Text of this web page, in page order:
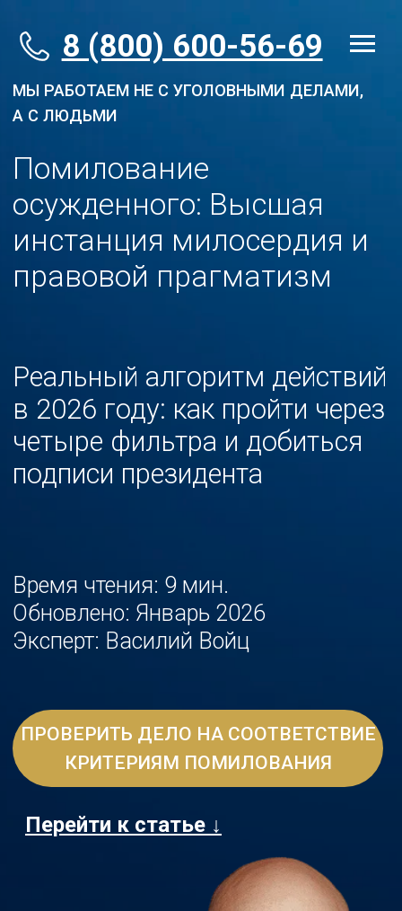
Помилование
инстанция милосердия и
правовой прагматизм
Реальный алгоритм действий
в 2026 году: как пройти через
Время чтения: 9 мин.
Обновлено: Январь 2026
Эксперт: Василий Войц
МЫ РАБОТАЕМ НЕ С УГОЛОВНЫМИ ДЕЛАМИ,
А С ЛЮДЬМИ
8 (800) 600-56-69
Перейти к статье ↓
Василий Войц
руководитель